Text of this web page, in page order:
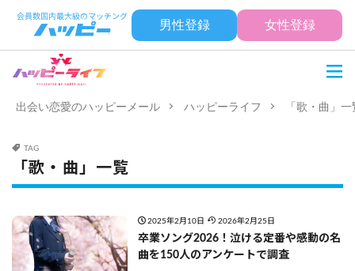
男性登録 女性登録
出会い恋愛のハッピーメール ハッピーライフ 「歌・曲」一
TAG
「歌・曲」一覧
2025年2月10日 2026年2月25日
卒業ソング2026！泣ける定番や感動の名
曲を150人のアンケートで調査